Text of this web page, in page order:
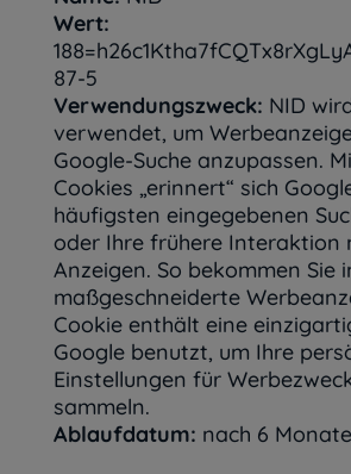
Wert:
87-5
Verwendungszweck: NID
verwendet, um
Google-Suche anzupassen.
Cookies „erinnert“ sich
häufigsten eingegebenen
oder Ihre frühere Interaktion
Anzeigen. So bekommen Sie
maßgeschneiderte
Cookie enthält eine
Google benutzt, um Ihre
Einstellungen für
sammeln.
Ablaufdatum: nach 6